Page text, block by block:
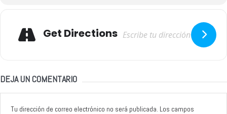
Get Directions
DEJA UN COMENTARIO
Tu dirección de correo electrónico no será publicada. Los campos